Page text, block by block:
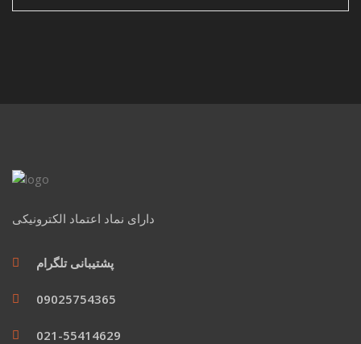
دارای نماد اعتماد الکترونیکی
پشتیبانی تلگرام
09025754365
021-55414629